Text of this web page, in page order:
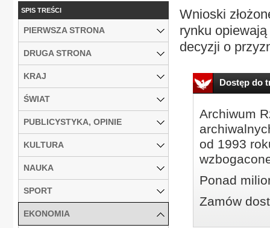
Wnioski
rynku opiewają
decyzji o
Dostęp do
Archiwum
od 1993
Ponad
Zamów
SPIS TREŚCI
PIERWSZA STRONA
DRUGA STRONA
KRAJ
ŚWIAT
PUBLICYSTYKA, OPINIE
KULTURA
NAUKA
SPORT
EKONOMIA